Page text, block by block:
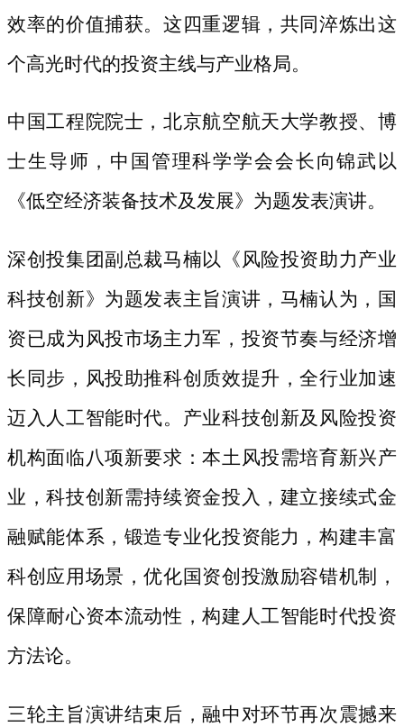
效率的价值捕获。这四重逻辑，共同淬炼出这
个高光时代的投资主线与产业格局。
中国工程院院士，北京航空航天大学教授、博
士生导师，中国管理科学学会会长向锦武以
《低空经济装备技术及发展》为题发表演讲。
深创投集团副总裁马楠以《风险投资助力产业
科技创新》为题发表主旨演讲，马楠认为，国
资已成为风投市场主力军，投资节奏与经济增
长同步，风投助推科创质效提升，全行业加速
迈入人工智能时代。产业科技创新及风险投资
机构面临八项新要求：本土风投需培育新兴产
业，科技创新需持续资金投入，建立接续式金
融赋能体系，锻造专业化投资能力，构建丰富
科创应用场景，优化国资创投激励容错机制，
保障耐心资本流动性，构建人工智能时代投资
方法论。
三轮主旨演讲结束后，融中对环节再次震撼来